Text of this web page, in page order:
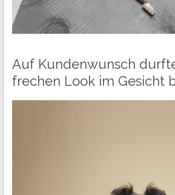
Auf Kundenwunsch
frechen Look im Gesicht